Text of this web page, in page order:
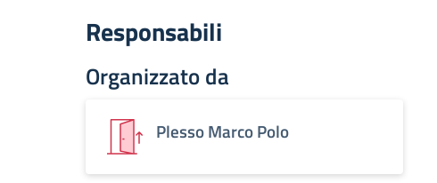
Responsabili
Organizzato da
Plesso Marco Polo